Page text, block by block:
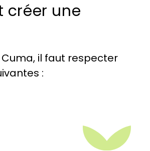
créer une
il faut respecter
: